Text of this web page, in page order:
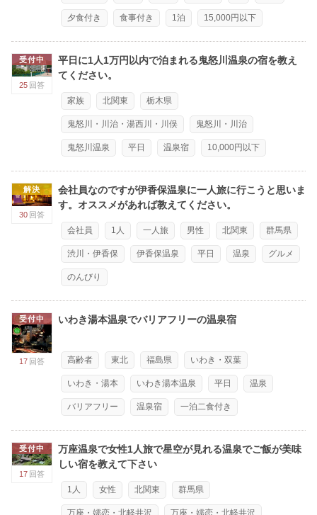
夕食付き 食事付き 1泊 15,000円以下
受付中
25 回答
平日に1人1万円以内で泊まれる鬼怒川温泉の宿を教え
てください。
家族 北関東 栃木県
鬼怒川・川治・湯西川・川俣 鬼怒川・川治
鬼怒川温泉 平日 温泉宿 10,000円以下
解決
30 回答
会社員なのですが伊香保温泉に一人旅に行こうと思いま
す。オススメがあれば教えてください。
会社員 1人 一人旅 男性 北関東 群馬県
渋川・伊香保 伊香保温泉 平日 温泉 グルメ
のんびり
受付中
17 回答
いわき湯本温泉でバリアフリーの温泉宿
高齢者 東北 福島県 いわき・双葉
いわき・湯本 いわき湯本温泉 平日 温泉
バリアフリー 温泉宿 一泊二食付き
受付中
17 回答
万座温泉で女性1人旅で星空が見れる温泉でご飯が美味
しい宿を教えて下さい
1人 女性 北関東 群馬県
万座・嬬恋・北軽井沢 万座・嬬恋・北軽井沢